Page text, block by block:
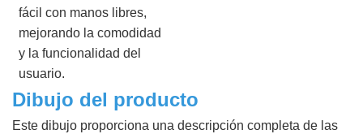
fácil con manos libres,
mejorando la comodidad
y la funcionalidad del
usuario.
Dibujo del producto
Este dibujo proporciona una descripción completa de las